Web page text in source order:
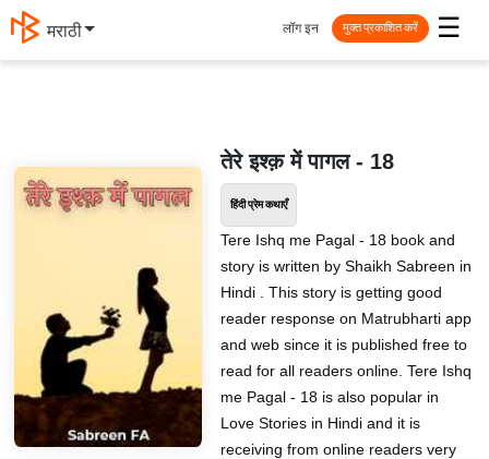
मराठी ☰
लॉग इन मुक्त प्रकाशित करें
तेरे इश्क़ में पागल - 18
हिंदी प्रेम कथाएँ
Tere Ishq me Pagal - 18 book and
story is written by Shaikh Sabreen in
Hindi . This story is getting good
reader response on Matrubharti app
and web since it is published free to
read for all readers online. Tere Ishq
me Pagal - 18 is also popular in
Love Stories in Hindi and it is
receiving from online readers very